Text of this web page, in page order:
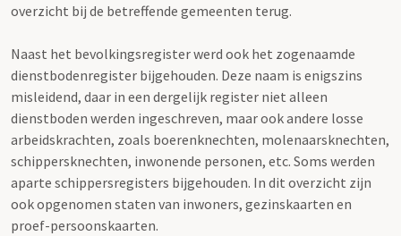
overzicht bij de betreffende gemeenten terug.
Naast het bevolkingsregister werd ook het zogenaamde
dienstbodenregister bijgehouden. Deze naam is enigszins
misleidend, daar in een dergelijk register niet alleen
dienstboden werden ingeschreven, maar ook andere losse
arbeidskrachten, zoals boerenknechten, molenaarsknechten,
schippersknechten, inwonende personen, etc. Soms werden
aparte schippersregisters bijgehouden. In dit overzicht zijn
ook opgenomen staten van inwoners, gezinskaarten en
proef-persoonskaarten.